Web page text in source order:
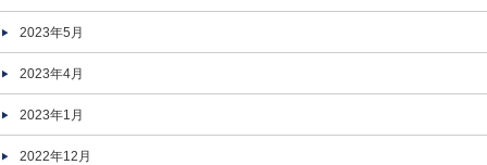
2023年5月
2023年4月
2023年1月
2022年12月